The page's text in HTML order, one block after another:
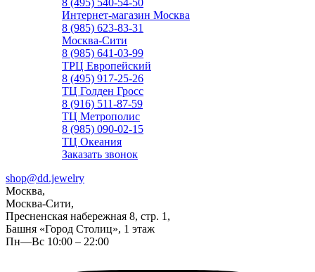
8 (495) 540-54-50
Интернет-магазин Москва
8 (985) 623-83-31
Москва-Сити
8 (985) 641-03-99
ТРЦ Европейский
8 (495) 917-25-26
ТЦ Голден Гросс
8 (916) 511-87-59
ТЦ Метрополис
8 (985) 090-02-15
ТЦ Океания
Заказать звонок
shop@dd.jewelry
Москва,
Москва-Сити,
Пресненская набережная 8, стр. 1,
Башня «Город Столиц», 1 этаж
Пн—Вс 10:00 – 22:00